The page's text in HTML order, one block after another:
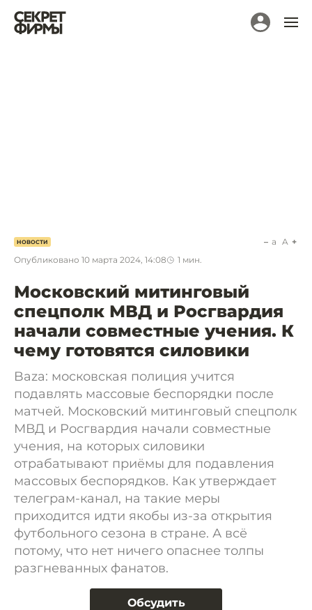
НОВОСТИ
Опубликовано 10 марта 2024, 14:08 1 мин.
a A
Московский митинговый
спецполк МВД и Росгвардия
начали совместные учения. К
чему готовятся силовики
Baza: московская полиция учится
подавлять массовые беспорядки после
матчей. Московский митинговый спецполк
МВД и Росгвардия начали совместные
учения, на которых силовики
отрабатывают приёмы для подавления
массовых беспорядков. Как утверждает
телеграм-канал, на такие меры
приходится идти якобы из-за открытия
футбольного сезона в стране. А всё
потому, что нет ничего опаснее толпы
разгневанных фанатов.
Обсудить